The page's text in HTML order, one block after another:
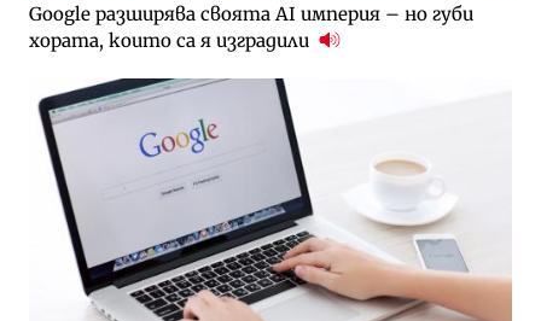
Google разширява своята AI империя – но губи
хората, които са я изградили